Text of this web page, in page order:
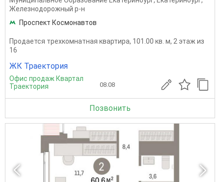
Железнодорожный р-н
Проспект Космонавтов
Продается трехкомнатная квартира, 101.00 кв. м, 2 этаж из
16
ЖК Траектория
Офис продаж Квартал
Траектория
08.08
Позвонить